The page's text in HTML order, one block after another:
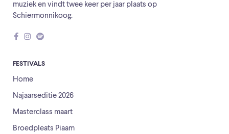
muziek en vindt twee keer per jaar plaats op
Schiermonnikoog.
FESTIVALS
Home
Najaarseditie 2026
Masterclass maart
Broedpleats Piaam